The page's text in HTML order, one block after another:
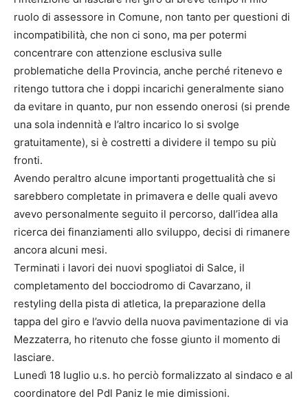
ruolo di assessore in Comune, non tanto per questioni di
incompatibilità, che non ci sono, ma per potermi
concentrare con attenzione esclusiva sulle
problematiche della Provincia, anche perché ritenevo e
ritengo tuttora che i doppi incarichi generalmente siano
da evitare in quanto, pur non essendo onerosi (si prende
una sola indennità e l’altro incarico lo si svolge
gratuitamente), si è costretti a dividere il tempo su più
fronti.
Avendo peraltro alcune importanti progettualità che si
sarebbero completate in primavera e delle quali avevo
avevo personalmente seguito il percorso, dall’idea alla
ricerca dei finanziamenti allo sviluppo, decisi di rimanere
ancora alcuni mesi.
Terminati i lavori dei nuovi spogliatoi di Salce, il
completamento del bocciodromo di Cavarzano, il
restyling della pista di atletica, la preparazione della
tappa del giro e l’avvio della nuova pavimentazione di via
Mezzaterra, ho ritenuto che fosse giunto il momento di
lasciare.
Lunedì 18 luglio u.s. ho perciò formalizzato al sindaco e al
coordinatore del Pdl Paniz le mie dimissioni.